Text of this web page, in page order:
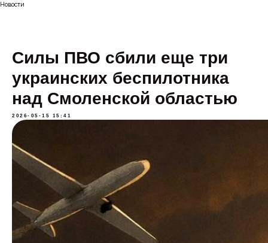
Новости
Силы ПВО сбили еще три
украинских беспилотника
над Смоленской областью
2026-05-15 15:41